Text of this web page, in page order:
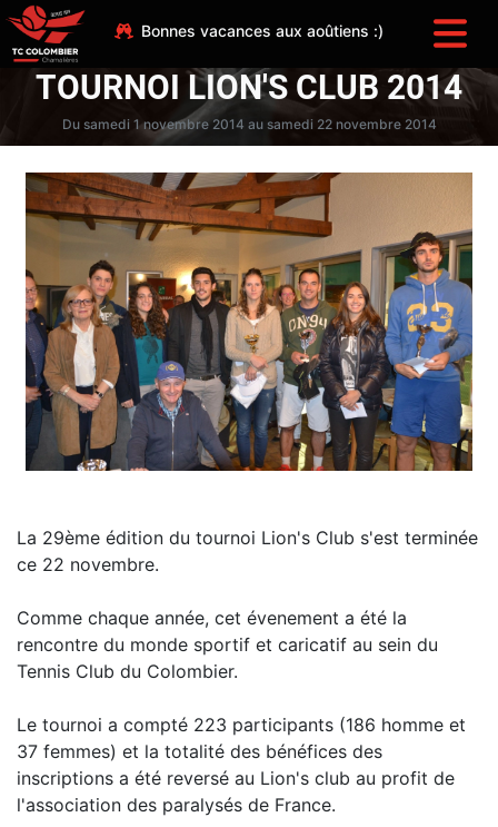
Bonnes vacances aux aoûtiens :)
TOURNOI LION'S CLUB 2014
Du samedi 1 novembre 2014 au samedi 22 novembre 2014
La 29ème édition du tournoi Lion's Club s'est terminée
ce 22 novembre.
Comme chaque année, cet évenement a été la
rencontre du monde sportif et caricatif au sein du
Tennis Club du Colombier.
Le tournoi a compté 223 participants (186 homme et
37 femmes) et la totalité des bénéfices des
inscriptions a été reversé au Lion's club au profit de
l'association des paralysés de France.